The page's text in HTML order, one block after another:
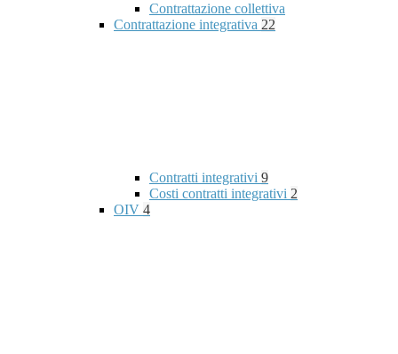
Contrattazione collettiva
Contrattazione integrativa 22
Contratti integrativi 9
Costi contratti integrativi 2
OIV 4